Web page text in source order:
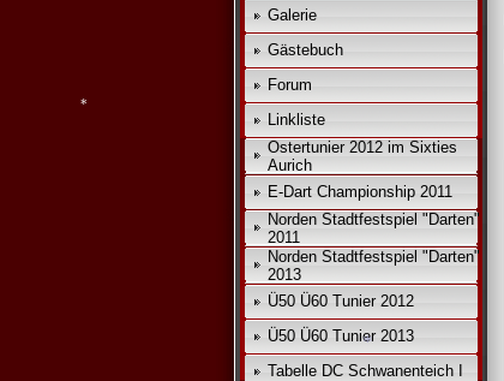
Galerie
Gästebuch
Forum
Linkliste
Ostertunier 2012 im Sixties
Aurich
E-Dart Championship 2011
Norden Stadtfestspiel "Darten"
2011
Norden Stadtfestspiel "Darten"
2013
Ü50 Ü60 Tunier 2012
Ü50 Ü60 Tunier 2013
Tabelle DC Schwanenteich I